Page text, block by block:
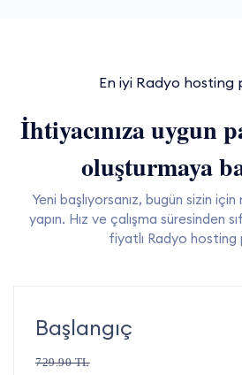
En iyi Radyo hosting
İhtiyacınıza uygun
oluşturmaya
Yeni başlıyorsanız, bugün sizin
yapın. Hız ve çalışma süresinden
fiyatlı Radyo hosting
Başlangıç
729.90 TL